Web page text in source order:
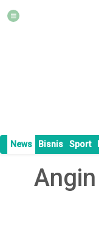
News Bisnis Sport